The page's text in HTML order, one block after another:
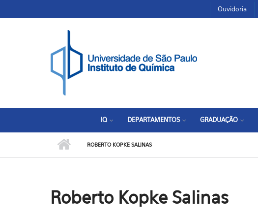
Ouvidoria
IQ DEPARTAMENTOS GRADUAÇÃO
ROBERTO KOPKE SALINAS
Roberto Kopke Salinas